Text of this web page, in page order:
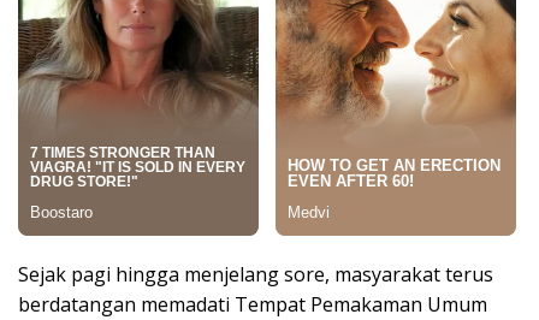
Sejak pagi hingga menjelang sore, masyarakat terus
berdatangan memadati Tempat Pemakaman Umum